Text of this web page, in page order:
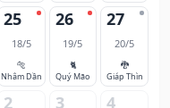
25
18/5
🐅
Nhâm Dần
26
19/5
🐈
Quý Mão
27
20/5
🐉
Giáp Thìn
2 3 4